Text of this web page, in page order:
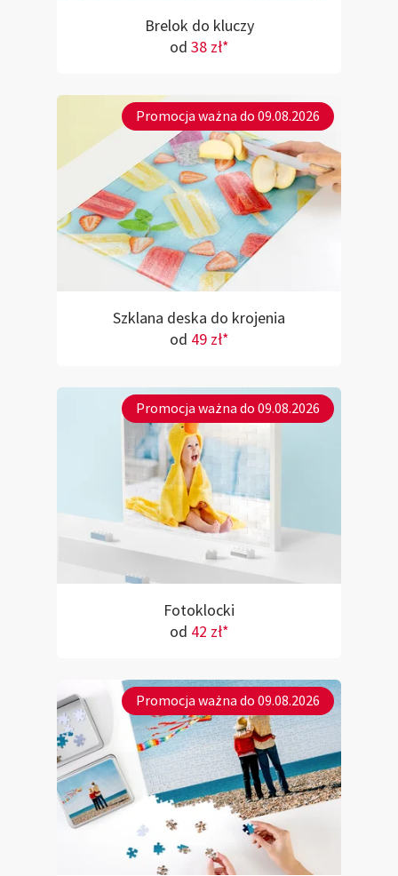
Brelok do kluczy
od 38 zł*
Promocja ważna do 09.08.2026
Szklana deska do krojenia
od 49 zł*
Promocja ważna do 09.08.2026
Fotoklocki
od 42 zł*
Promocja ważna do 09.08.2026